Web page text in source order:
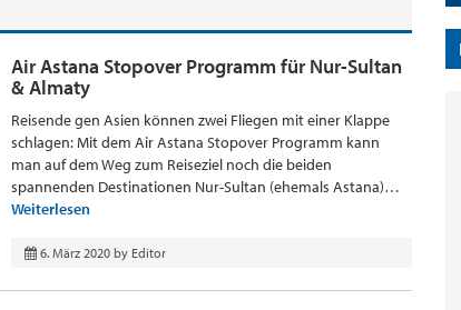
Air Astana Stopover Programm für Nur-Sultan
& Almaty
Reisende gen Asien können zwei Fliegen mit einer Klappe
schlagen: Mit dem Air Astana Stopover Programm kann
man auf dem Weg zum Reiseziel noch die beiden
spannenden Destinationen Nur-Sultan (ehemals Astana)…
Weiterlesen
6. März 2020 by Editor